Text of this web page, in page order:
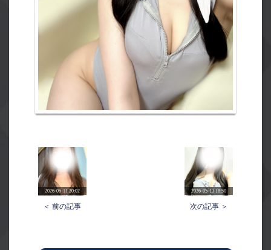
2026-05-11 20:02
＜ 前の記事
2026-05-13 18:50
次の記事 ＞